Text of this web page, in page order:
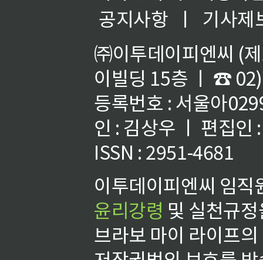
공지사항
ㅣ
기사제
㈜이투데이피엔씨 (
이빌딩 15층 ㅣ ☎
등록번호 : 서울아
인 : 김상우 ㅣ 편집인
ISSN : 2951-4681
이투데이피엔씨 임
윤리강령 및 실천규
브라보 마이 라이프